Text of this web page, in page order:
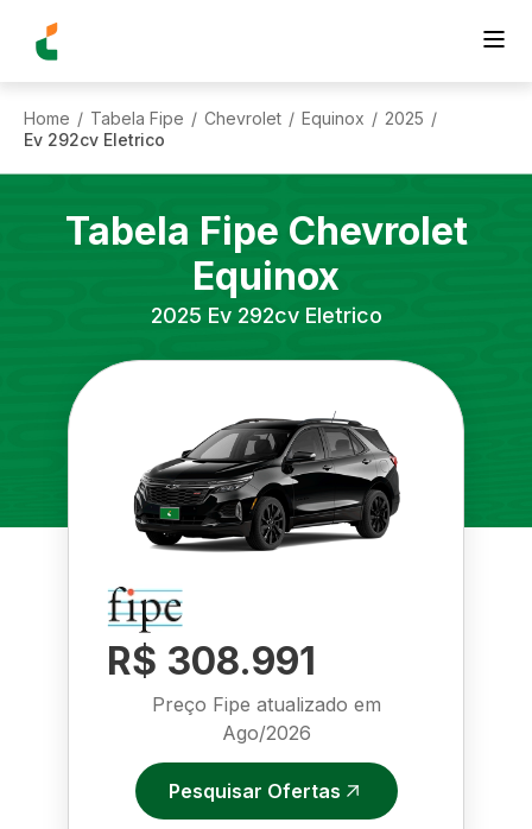
Home / Tabela Fipe / Chevrolet / Equinox / 2025 /
Ev 292cv Eletrico
Tabela Fipe Chevrolet
Equinox
2025 Ev 292cv Eletrico
R$ 308.991
Preço Fipe atualizado em
Ago/2026
Pesquisar Ofertas